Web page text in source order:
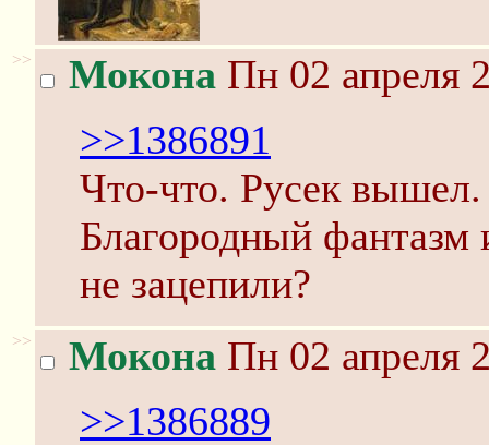
>> Мокона Пн 02 апреля
>>1386891
Что-что. Русек вышел.
Благородный
не зацепили?
>> Мокона Пн 02 апреля
>>1386889